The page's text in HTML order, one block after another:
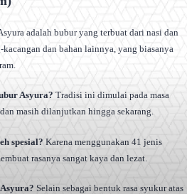
adalah bubur yang terbuat dari nasi dan
dan bahan lainnya, yang biasanya
Asyura? Tradisi ini dimulai pada masa
masih dilanjutkan hingga sekarang.
spesial? Karena menggunakan 41 jenis
rasanya sangat kaya dan lezat.
Selain sebagai bentuk rasa syukur atas